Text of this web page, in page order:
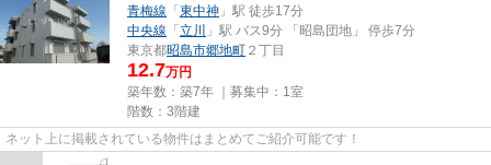
青梅線 「東中神 」駅 徒歩17分
中央線 「立川
」駅 バス9分 「昭島団地」 停歩7分
東京都昭島市郷地町 ２丁目
12.7万円
築年数：築7年 ｜募集中： 1室
階数：3階建
ネット上に掲載されている物件はまとめてご紹介可能です！